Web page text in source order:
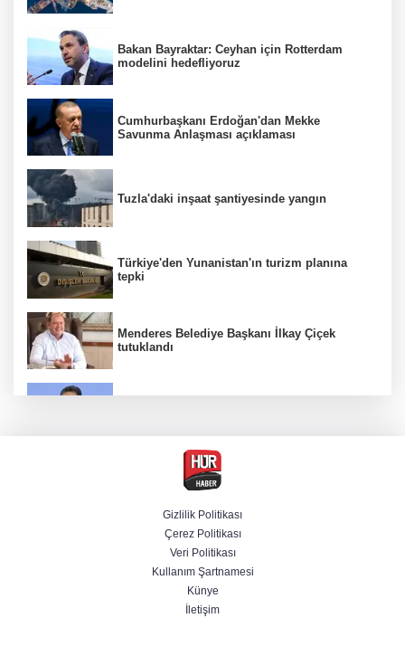
Bakan Bayraktar: Ceyhan için Rotterdam
modelini hedefliyoruz
Cumhurbaşkanı Erdoğan'dan Mekke
Savunma Anlaşması açıklaması
Tuzla'daki inşaat şantiyesinde yangın
Türkiye'den Yunanistan'ın turizm planına
tepki
Menderes Belediye Başkanı İlkay Çiçek
tutuklandı
Hür Ağbaba soruşturmasında MASAK para
hareketlerini inceledi
Bakan Gürlek: Kanunda şehitleri incitecek
düzenleme yok
Gizlilik Politikası
Çerez Politikası
Veri Politikası
Kullanım Şartnamesi
Künye
İletişim